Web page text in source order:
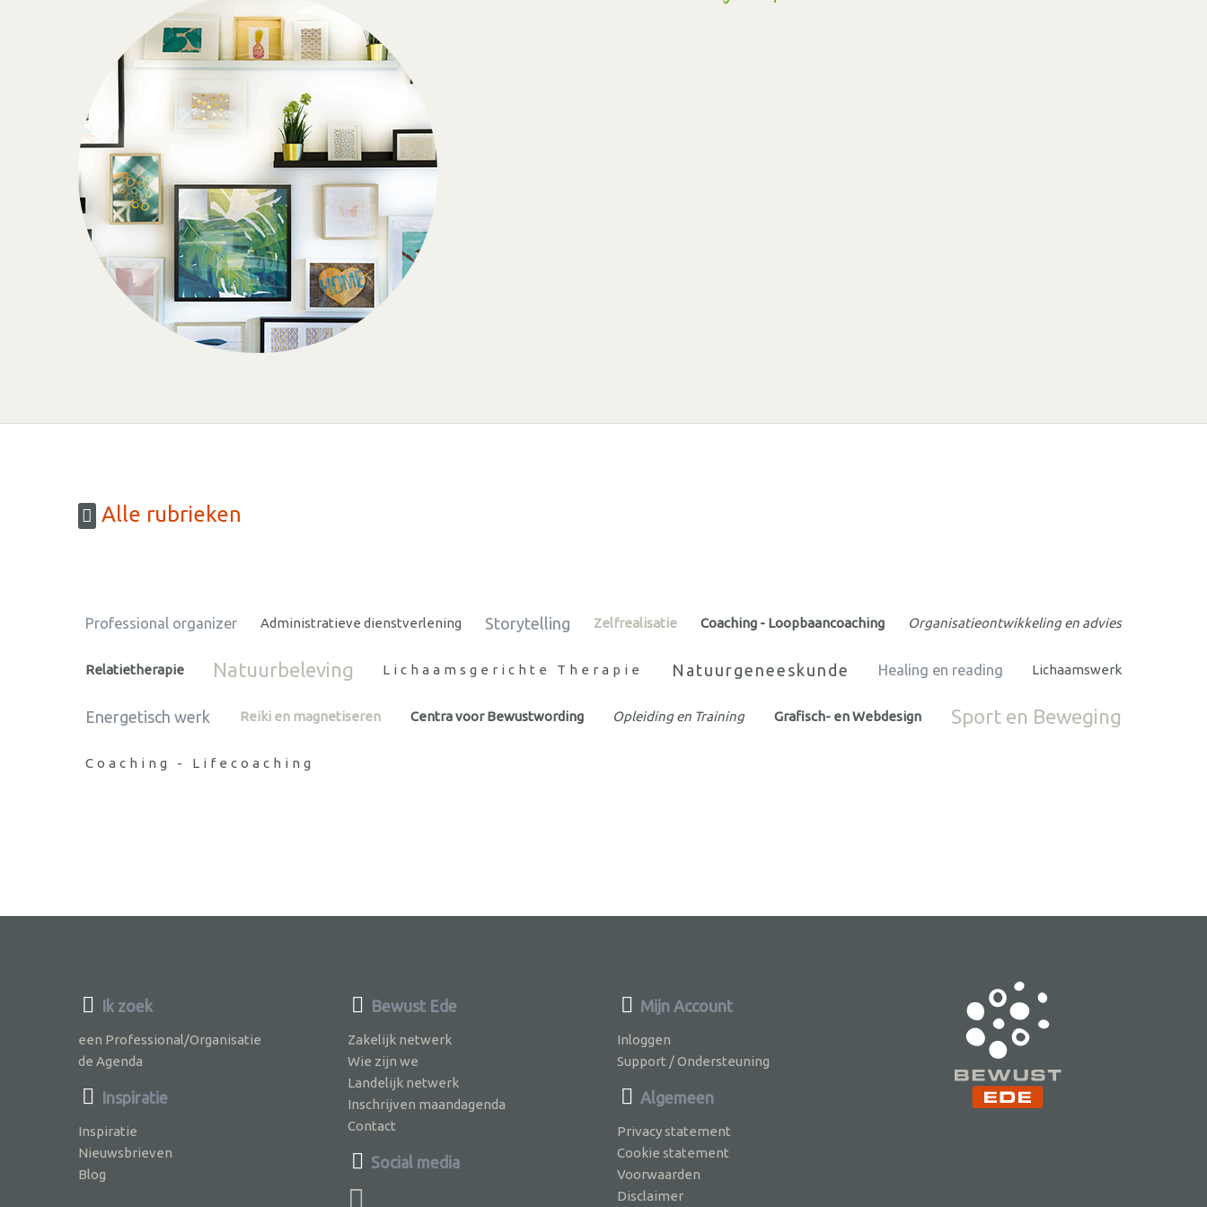
Alle rubrieken
Professional organizer Administratieve dienstverlening Storytelling Zelfrealisatie Coaching - Loopbaancoaching Organisatieontwikkeling en advies
Relatietherapie Natuurbeleving Lichaamsgerichte Therapie Natuurgeneeskunde Healing en reading Lichaamswerk
Energetisch werk Reiki en magnetiseren Centra voor Bewustwording Opleiding en Training Grafisch- en Webdesign Sport en Beweging
Coaching - Lifecoaching
Ik zoek
een Professional/Organisatie
de Agenda
Inspiratie
Inspiratie
Nieuwsbrieven
Blog
Bewust Ede
Zakelijk netwerk
Wie zijn we
Landelijk netwerk
Inschrijven maandagenda
Contact
Social media
Mijn Account
Inloggen
Support / Ondersteuning
Algemeen
Privacy statement
Cookie statement
Voorwaarden
Disclaimer